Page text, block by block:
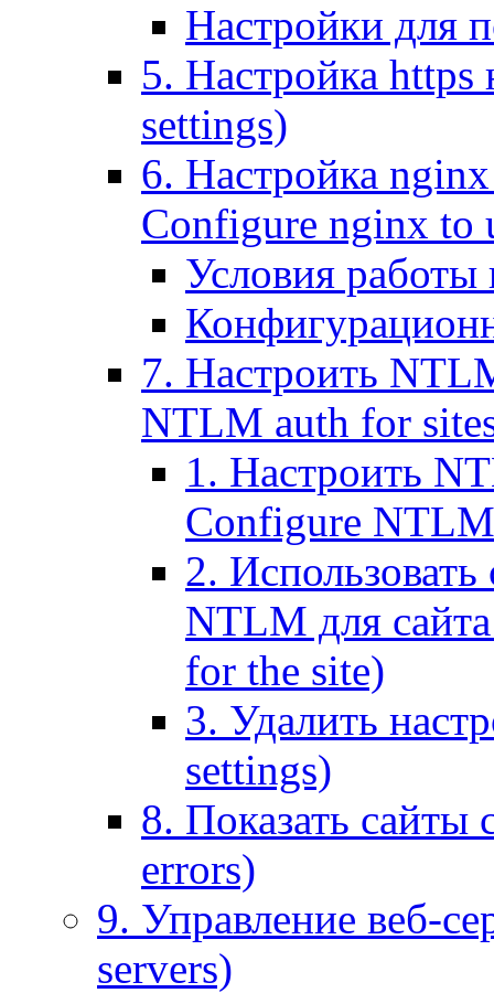
Настройки для
5. Настройка https
settings)
6. Настройка
Configure nginx to
Условия работы
7. Настроить
NTLM auth for
1. Настроить
Configure
2.
NTLM для
for the site)
3. Удалить
settings)
8. Показать
errors)
9. Управление веб-
servers)